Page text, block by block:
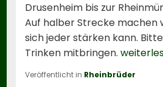
Drusenheim bis zur
Auf halber Strecke machen
sich jeder stärken kann.
Trinken mitbringen.
Veröffentlicht in Rheinbrüder